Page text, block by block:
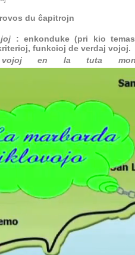
du ĉapitrojn
: enkonduke (pri kio
funkcioj de verdaj vojoj.
vojoj en la tuta